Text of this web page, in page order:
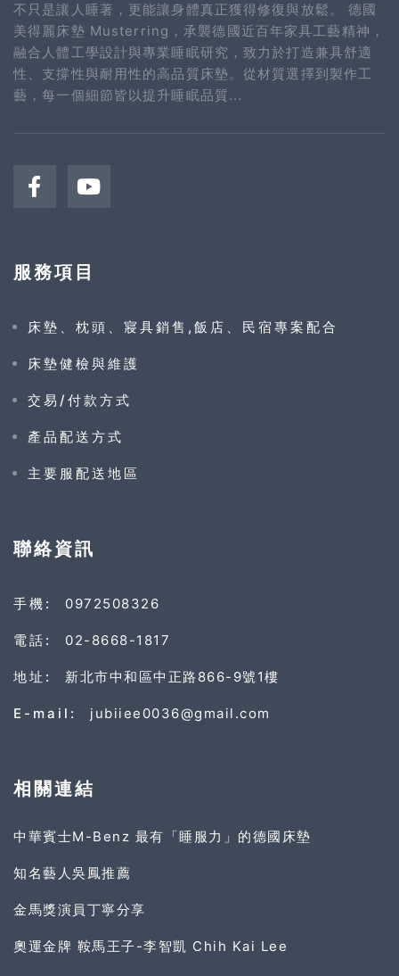
不只是讓人睡著，更能讓身體真正獲得修復與放鬆。 德國
美得麗床墊 Musterring，承襲德國近百年家具工藝精神，
融合人體工學設計與專業睡眠研究，致力於打造兼具舒適
性、支撐性與耐用性的高品質床墊。從材質選擇到製作工
藝，每一個細節皆以提升睡眠品質...
服務項目
床墊、枕頭、寢具銷售,飯店、民宿專案配合
床墊健檢與維護
交易/付款方式
產品配送方式
主要服配送地區
聯絡資訊
手機: 0972508326
電話: 02-8668-1817
地址: 新北市中和區中正路866-9號1樓
E-mail: jubiiee0036@gmail.com
相關連結
中華賓士M-Benz 最有「睡服力」的德國床墊
知名藝人吳鳳推薦
金馬獎演員丁寧分享
奧運金牌 鞍馬王子-李智凱 Chih Kai Lee